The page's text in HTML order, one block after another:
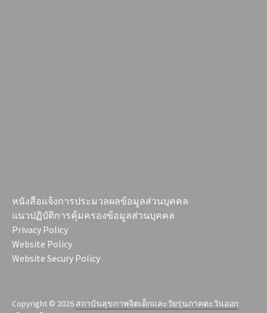
หนังสือแจ้งการประมวลผลข้อมูลส่วนบุคคล
แนวปฏิบัติการคุ้มครองข้อมูลส่วนบุคคล
Privacy Policy
Website Policy
Website Secury Policy
Copyright © 2026 สถาบันสุขภาพจิตเด็กและวัยรุ่นภาคตะวันออก